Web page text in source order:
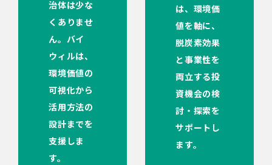
治体は少な
くありませ
ん。バイ
ウィルは、
環境価値の
可視化から
活用方法の
設計までを
支援しま
す。
は、環境価
値を軸に、
脱炭素効果
と事業性を
両立する投
資機会の検
討・探索を
サポートし
ます。